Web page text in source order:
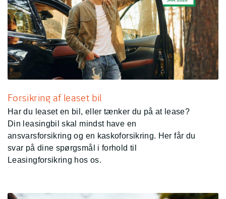
Forsikring af leaset bil
Har du leaset en bil, eller tænker du på at lease?
Din leasingbil skal mindst have en
ansvarsforsikring og en kaskoforsikring. Her får du
svar på dine spørgsmål i forhold til
Leasingforsikring hos os.